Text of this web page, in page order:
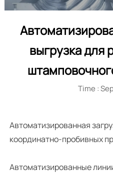
выгрузка для
Time :
Автоматизированная
координатно-пробивных
Автоматизированные